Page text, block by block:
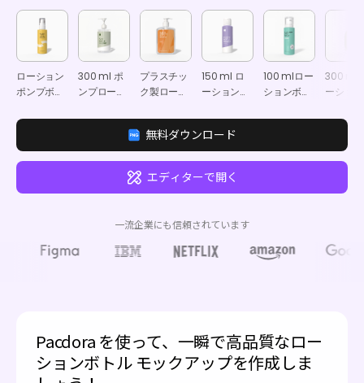
ローション
ポンプボト
ップ
300 ml ポ
ンプローシ
モックアッ
プラスチッ
ク製ローシ
モックアッ
プ
150 ml ロ
ーションボ
アップ
100 mlロー
ションボト
ップ
300 ml
ーショ
アップ
無料ダウンロード
エディターで開く
一流企業にも信頼されています
Pacdora を使って、一瞬で高品質なロー
ションボトル モックアップを作成しま